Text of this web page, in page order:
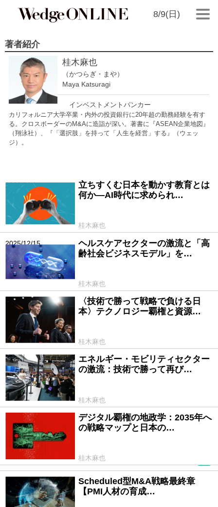
8/9(日)
著者紹介
桂木麻也
（かつらぎ・まや）
Maya Katsuragi
インベストメントバンカー
カリフォルニア大学卒業・内外の投資銀行に20年超の勤務経験を有す
る。クロスボーダーのM&Aに造詣が深い。著書に『ASEAN企業地図』
（翔泳社）、『「選択肢」を持って「人生を経営」する』（ウェッ
ジ）。
2026/02/14
立ちすくむ日本を動かす教育とは
何か―AI時代に求められ…
桂木麻也
2025/12/15
ヘルスケアセクターの激流と「高
齢社会ビジネスモデル」を…
桂木麻也
2025/12/05
〈技術で勝って戦略で負ける日
本〉テクノロジー覇権と資源…
桂木麻也
2025/10/09
エネルギー・モビリティセクター
の激流：技術で勝って再び…
桂木麻也
2025/09/26
デジタル覇権の地政学：2035年へ
の戦略マップと日本の…
桂木麻也
2025/08/27
Scheduled型M&A戦略最終章
【PMI人材の育成…